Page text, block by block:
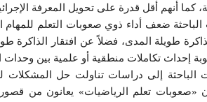
كما أنهم أقل قدرة على تحويل المعرفة
ضعف أداء ذوي صعوبات التعلم
طويلة المدى، فضلاً عن افتقار الذاكرة
إحداث تكاملات منطقية أو علمية بين وحدات
الباحثة إلى دراسات تناولت حل المشكلات
«صعوبات تعلم الرياضيات» يعانون من